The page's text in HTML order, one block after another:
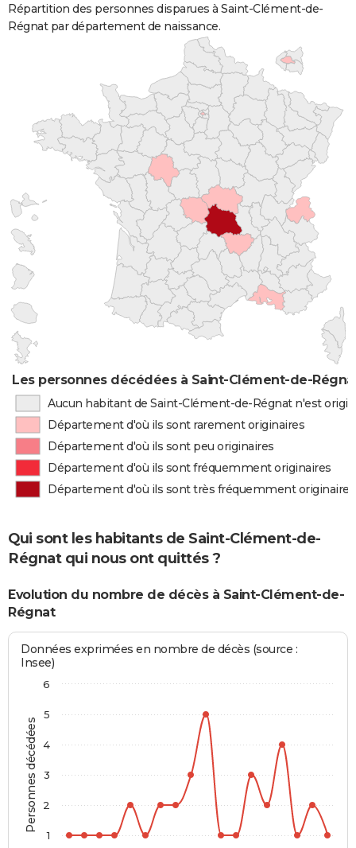
Répartition des personnes disparues à Saint-Clément-de-
Régnat par département de naissance.
Les personnes décédées à Saint-Clément-de-
Aucun habitant de Saint-Clément-de-Régnat n'est
Département d'où ils sont rarement originaires
Département d'où ils sont peu originaires
Département d'où ils sont fréquemment originaires
Département d'où ils sont très fréquemment originaires
Qui sont les habitants de Saint-Clément-de-
Régnat qui nous ont quittés ?
Evolution du nombre de décès à Saint-Clément-de-
Régnat
Personnes décédées
Données exprimées en nombre de décès (source :
Insee)
1
2
3
4
5
6